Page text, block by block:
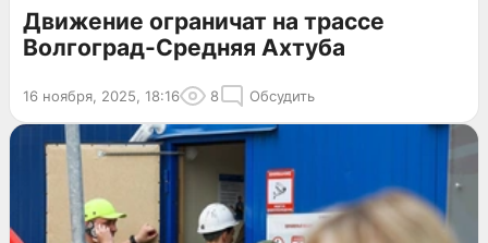
Движение ограничат на трассе
Волгоград-Средняя Ахтуба
16 ноября, 2025, 18:16 8 Обсудить